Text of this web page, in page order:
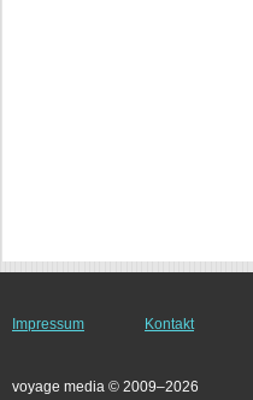
Impressum Kontakt
voyage media © 2009–2026